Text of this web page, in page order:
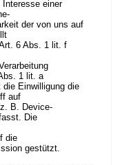
Interesse einer
der von uns auf
6 Abs. 1 lit. f
1 lit. a
die Einwilligung die
auf
B. Device-
Die
die
gestützt.